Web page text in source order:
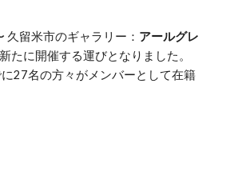
留米市のギャラリー： アールグレ
たに開催する運びとなりました。
27名の方々がメンバーとして在籍